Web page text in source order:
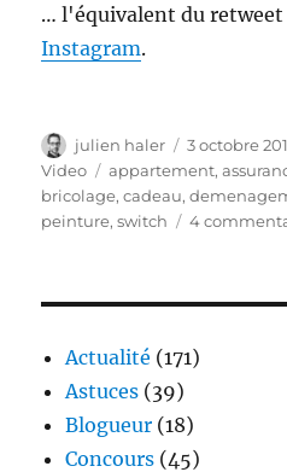
… l'équivalent du
Instagram.
Auteur
julien haler
Publié
le
3 octobre
Video
Étiquettes
appartement,
bricolage,cadeau,
peinture,switch 4
Actualité (171)
Astuces (39)
Blogueur (18)
Concours (45)